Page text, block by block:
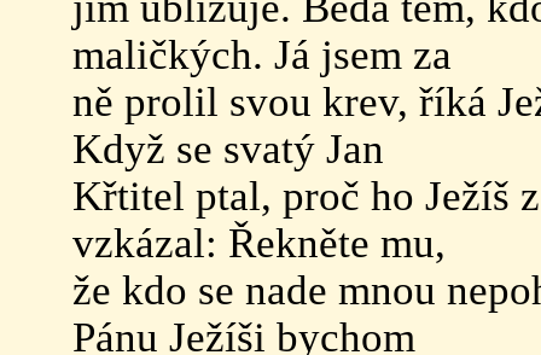
maličkých. Já jsem za
ně prolil svou krev, říká
Když se svatý Jan
Křtitel ptal, proč ho Ježíš
vzkázal: Řekněte mu,
že kdo se nade mnou
Pánu Ježíši bychom